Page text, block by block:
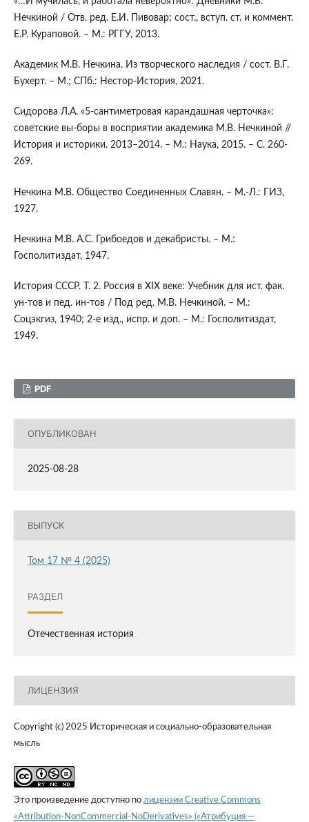
Нечкиной / Отв. ред. Е.И. Пивовар; сост., вступ. ст. и коммент.
Е.Р. Кураповой. – М.: РГГУ, 2013.
Академик М.В. Нечкина. Из творческого наследия / сост. В.Г.
Бухерт. – М.; СПб.: Нестор-История, 2021.
Сидорова Л.А. «5-сантиметровая карандашная черточка»:
советские вы-боры в восприятии академика М.В. Нечкиной //
История и историки. 2013–2014. – М.: Наука, 2015. – С. 260-
269.
Нечкина М.В. Общество Соединенных Славян. – М.-Л.: ГИЗ,
1927.
Нечкина М.В. А.С. Грибоедов и декабристы. – М.:
Госполитиздат, 1947.
История СССР. Т. 2. Россия в XIX веке: Учебник для ист. фак.
ун-тов и пед. ин-тов / Под ред. М.В. Нечкиной. – М.:
Соцэкгиз, 1940; 2-е изд., испр. и доп. – М.: Госполитиздат,
1949.
PDF
ОПУБЛИКОВАН
2025-08-28
ВЫПУСК
Том 17 № 4 (2025)
РАЗДЕЛ
Отечественная история
ЛИЦЕНЗИЯ
Copyright (c) 2025 Историческая и социально-образовательная
мысль
Это произведение доступно по лицензии Creative Commons
«Attribution-NonCommercial-NoDerivatives» («Атрибуция —